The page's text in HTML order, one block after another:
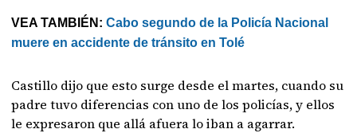
VEA TAMBIÉN:Cabo segundo de la Policía Nacional
muere en accidente de tránsito en Tolé
Castillo dijo que esto surge desde el martes, cuando su
padre tuvo diferencias con uno de los policías, y ellos
le expresaron que allá afuera lo iban a agarrar.